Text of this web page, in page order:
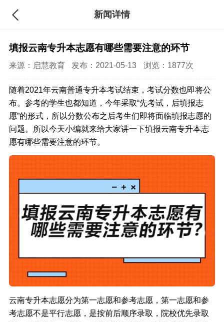
新闻详情
填报云南专升本志愿有哪些需要注意的环节
来源： 启慧教育 发布：2021-05-13 浏览：1877次
随着2021年云南普通专升本考试结束，考试分数也即将公
布。参考的学生也都知道，今年采取“先考试，后填报志
愿”的形式，所以分数公布之后考生们即将面临填报志愿的
问题。所以今天小编就来给大家讲一下填报云南专升本志
愿有哪些需要注意的环节。
云南专升本志愿分为第一志愿和参考志愿，第一志愿和参
考志愿不是平行志愿，是按前后顺序录取，院校优先录取